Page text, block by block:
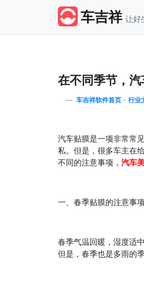
车吉祥 让好
在不同季节，
车吉祥软件首页 - 行业
汽车贴膜是一项非常常
私。但是，很多车主在
不同的注意事项， 汽车
一、春季贴膜的注意事项
春季气温回暖，湿度适
但是，春季也是多雨的